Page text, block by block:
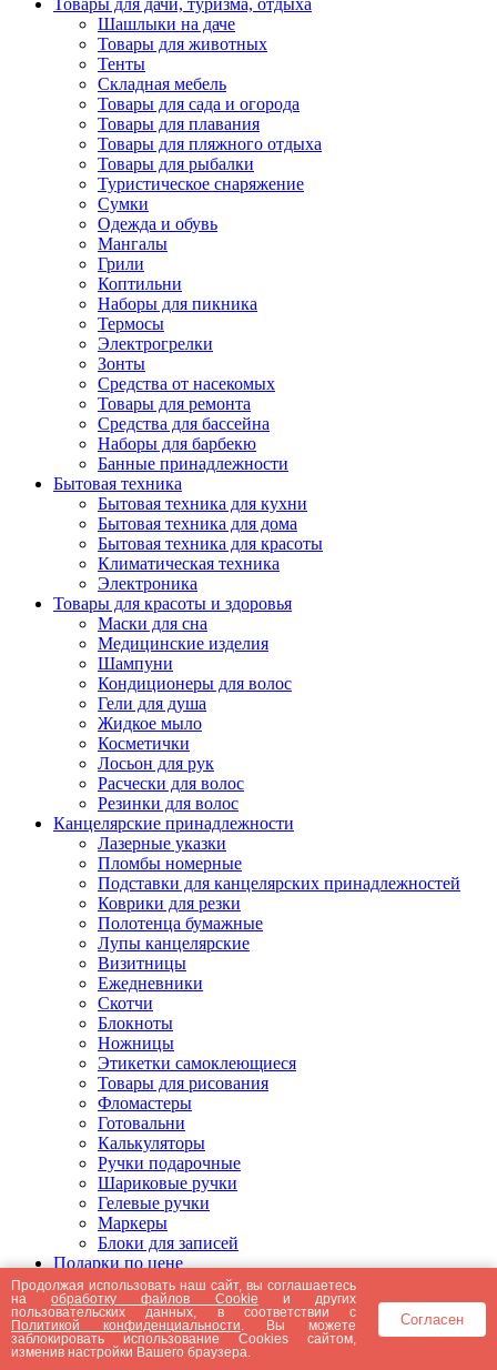
Товары для дачи, туризма, отдыха
Шашлыки на даче
Товары для животных
Тенты
Складная мебель
Товары для сада и огорода
Товары для плавания
Товары для пляжного отдыха
Товары для рыбалки
Туристическое снаряжение
Сумки
Одежда и обувь
Мангалы
Грили
Коптильни
Наборы для пикника
Термосы
Электрогрелки
Зонты
Средства от насекомых
Товары для ремонта
Средства для бассейна
Наборы для барбекю
Банные принадлежности
Бытовая техника
Бытовая техника для кухни
Бытовая техника для дома
Бытовая техника для красоты
Климатическая техника
Электроника
Товары для красоты и здоровья
Маски для сна
Медицинские изделия
Шампуни
Кондиционеры для волос
Гели для душа
Жидкое мыло
Косметички
Лосьон для рук
Расчески для волос
Резинки для волос
Канцелярские принадлежности
Лазерные указки
Пломбы номерные
Подставки для канцелярских принадлежностей
Коврики для резки
Полотенца бумажные
Лупы канцелярские
Визитницы
Ежедневники
Скотчи
Блокноты
Ножницы
Этикетки самоклеющиеся
Товары для рисования
Фломастеры
Готовальни
Калькуляторы
Ручки подарочные
Шариковые ручки
Гелевые ручки
Маркеры
Блоки для записей
Подарки по цене
Подарки от 5000 рублей
Подарки до 5000 рублей
Подарки до 3000 рублей
Подарки до 2000 рублей
Подарки до 1000 рублей
Продолжая использовать наш сайт, вы соглашаетесь
наобработку файлов Cookie и других
пользовательских данных, в соответствии с
Политикой конфиденциальности . Вы можете
заблокировать использование Cookies сайтом,
изменив настройки Вашего браузера.
Согласен